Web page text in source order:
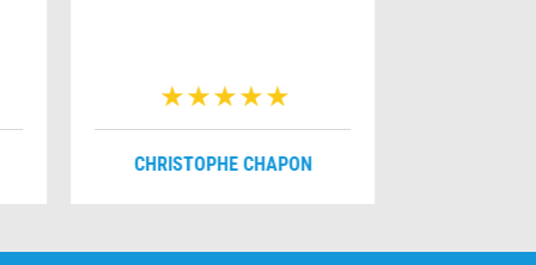
CHRISTOPHE CHAPON